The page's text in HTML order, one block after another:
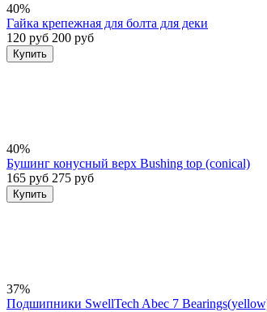
40%
Гайка крепежная для болта для деки
120 руб 200 руб
Купить
40%
Бушинг конусный верх Bushing top (conical)
165 руб 275 руб
Купить
37%
Подшипники SwellTech Abec 7